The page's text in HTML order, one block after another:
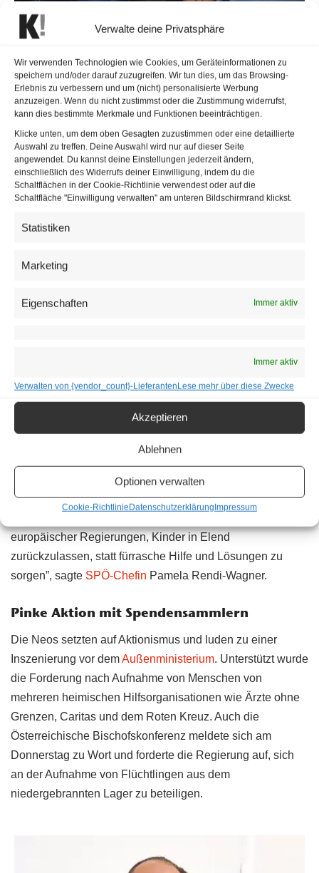
Verwalte deine Privatsphäre
Wir verwenden Technologien wie Cookies, um Geräteinformationen zu
speichern und/oder darauf zuzugreifen. Wir tun dies, um das Browsing-
Erlebnis zu verbessern und um (nicht) personalisierte Werbung
anzuzeigen. Wenn du nicht zustimmst oder die Zustimmung widerrufst,
kann dies bestimmte Merkmale und Funktionen beeinträchtigen.
Klicke unten, um dem oben Gesagten zuzustimmen oder eine detaillierte
Auswahl zu treffen. Deine Auswahl wird nur auf dieser Seite
angewendet. Du kannst deine Einstellungen jederzeit ändern,
einschließlich des Widerrufs deiner Einwilligung, indem du die
Schaltflächen in der Cookie-Richtlinie verwendest oder auf die
Schaltfläche "Einwilligung verwalten" am unteren Bildschirmrand klickst.
Statistiken
Marketing
Eigenschaften Immer aktiv
Immer aktiv
Verwalten von {vendor_count}-LieferantenLese mehr über diese Zwecke
Akzeptieren
Ablehnen
Optionen verwalten
Cookie-RichtlinieDatenschutzerklärungImpressum
katastrophaler geworden | © APA/AFP/TZORTZINIS
Der Europasprecher des Grünen Parlamentsklubs, Michel
Reimon, hatte noch am Mittwochabend zu den Ereignissen
in Moria und dem Unwillen der ÖVP zur Aufnahme von
Minderjährigen getwittert: “Ich hab heute versagt. So
richtig.” Fragen dazu wollte er auf APA-Anfrage zunächst
nicht beantworten.
Minderjährige sollen kommen dürfen
verkommen lassen will, vergeht sich an den Werten
Österreichs und Europas. Moria ist eine Schande und
europäischer Regierungen, Kinder in Elend
zurückzulassen, statt fürrasche Hilfe und Lösungen zu
sorgen”, sagte SPÖ-Chefin Pamela Rendi-Wagner.
Pinke Aktion mit Spendensammlern
Die Neos setzten auf Aktionismus und luden zu einer
Inszenierung vor demAußenministerium. Unterstützt wurde
die Forderung nach Aufnahme von Menschen von
mehreren heimischen Hilfsorganisationen wie Ärzte ohne
Grenzen, Caritas und dem Roten Kreuz. Auch die
Österreichische Bischofskonferenz meldete sich am
Donnerstag zu Wort und forderte die Regierung auf, sich
an der Aufnahme von Flüchtlingen aus dem
niedergebrannten Lager zu beteiligen.